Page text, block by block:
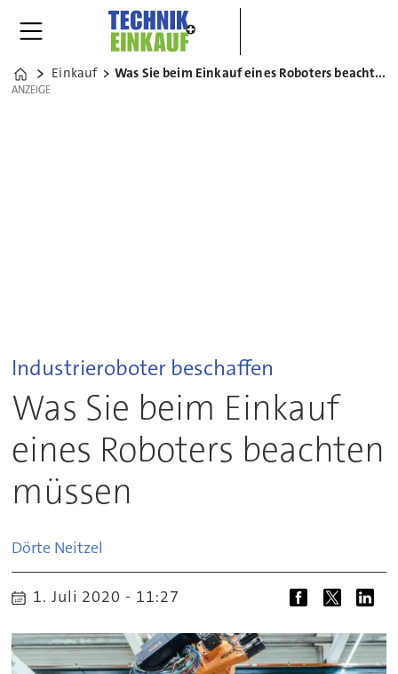
Home
Einkauf Was Sie beim Einkauf eines Roboters beachten müssen
ANZEIGE
ANZEIGE
Industrieroboter beschaffen
Was Sie beim Einkauf
eines Roboters beachten
müssen
Dörte Neitzel
1. Juli 2020 - 11:27